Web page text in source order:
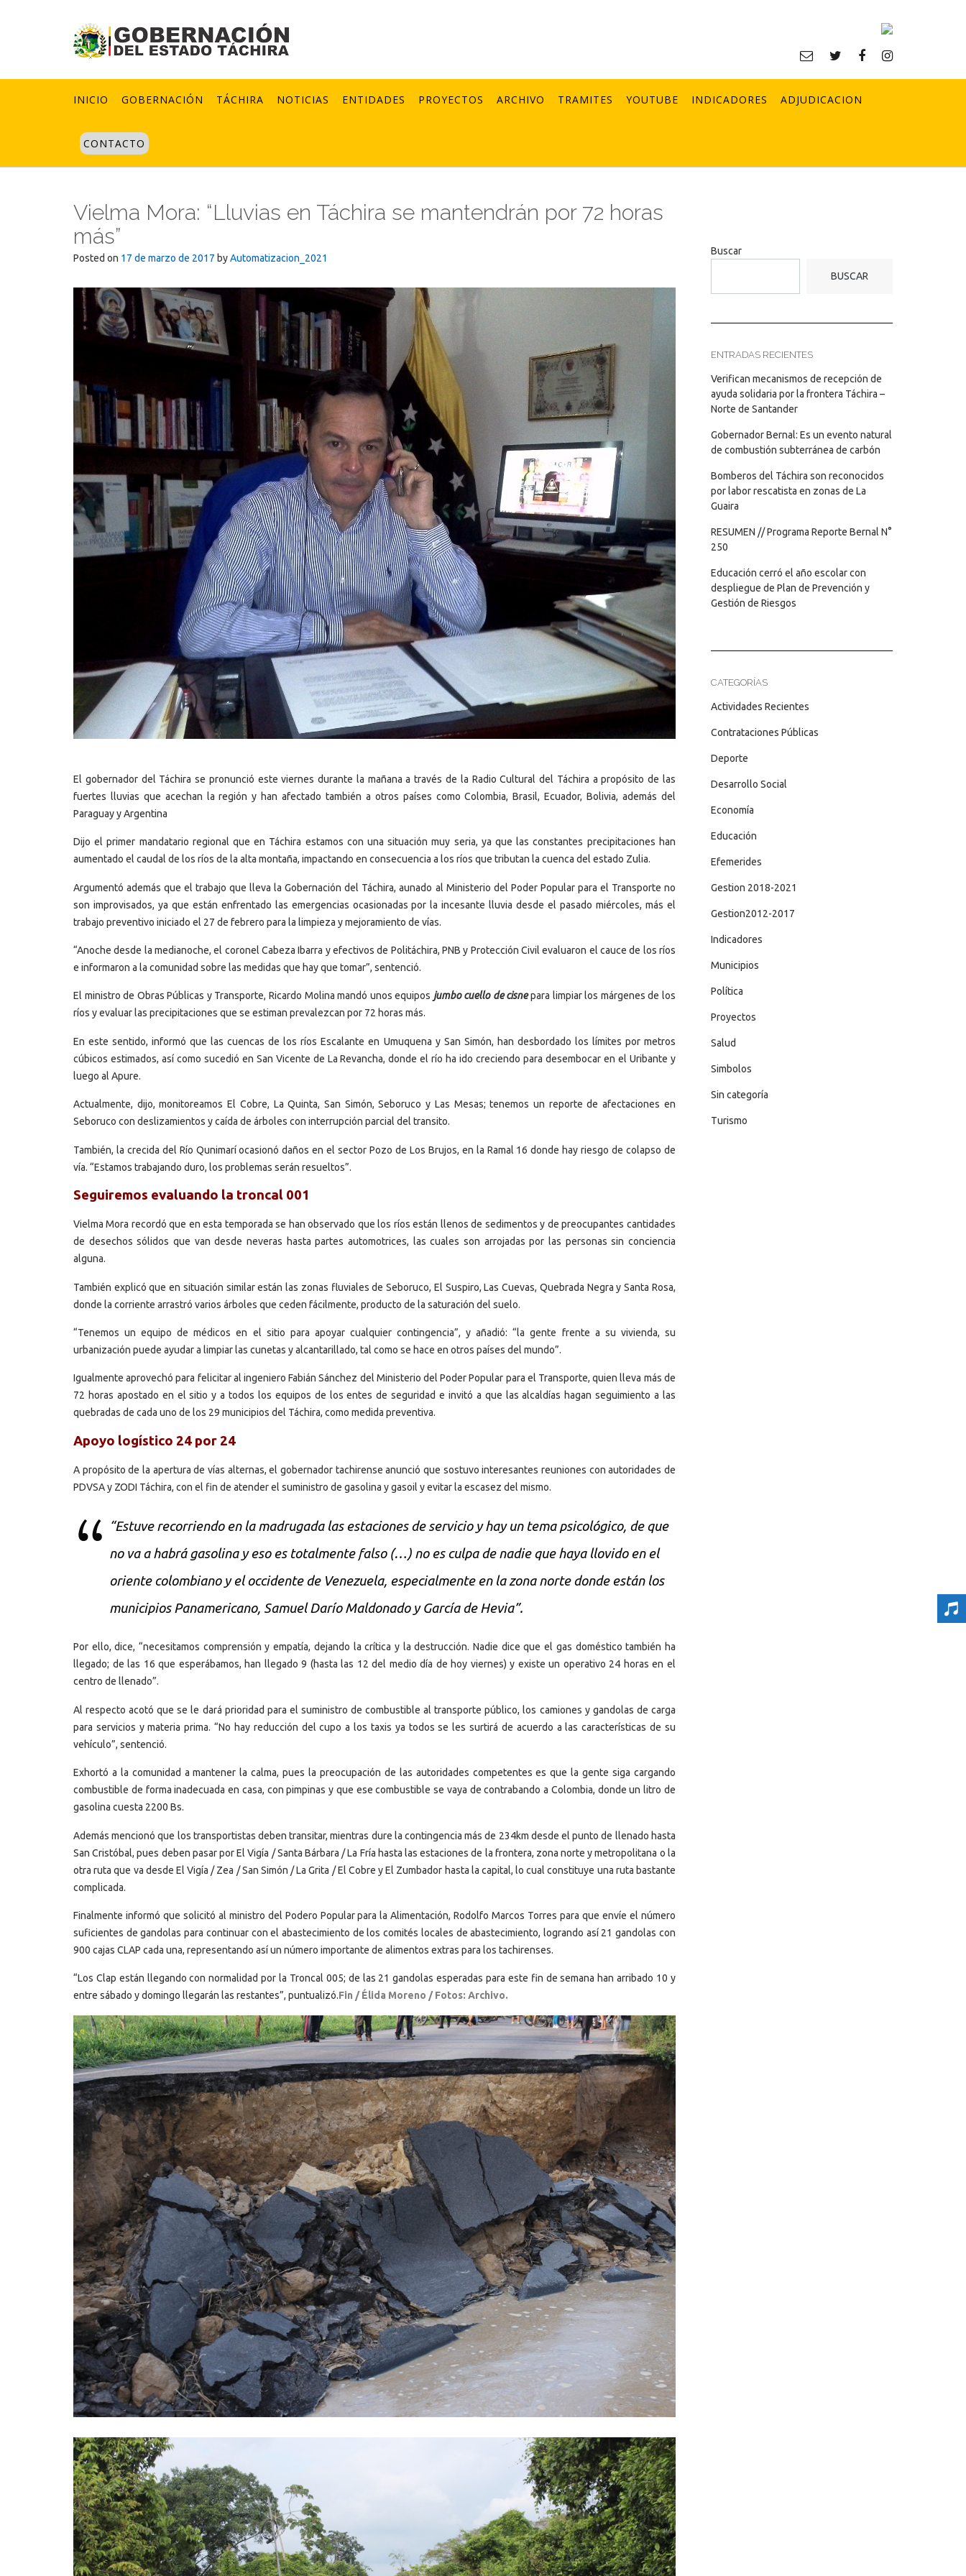
INICIO GOBERNACIÓN TÁCHIRA NOTICIAS ENTIDADES PROYECTOS ARCHIVO TRAMITES YOUTUBE INDICADORES ADJUDICACION
CONTACTO
Vielma Mora: “Lluvias en Táchira se mantendrán por 72 horas
más”
Posted on 17 de marzo de 2017 byAutomatizacion_2021
El gobernador del Táchira se pronunció este viernes durante la mañana a través de la Radio Cultural del Táchira a propósito de las
fuertes lluvias que acechan la región y han afectado también a otros países como Colombia, Brasil, Ecuador, Bolivia, además del
Paraguay y Argentina
Dijo el primer mandatario regional que en Táchira estamos con una situación muy seria, ya que las constantes precipitaciones han
aumentado el caudal de los ríos de la alta montaña, impactando en consecuencia a los ríos que tributan la cuenca del estado Zulia.
Argumentó además que el trabajo que lleva la Gobernación del Táchira, aunado al Ministerio del Poder Popular para el Transporte no
son improvisados, ya que están enfrentado las emergencias ocasionadas por la incesante lluvia desde el pasado miércoles, más el
trabajo preventivo iniciado el 27 de febrero para la limpieza y mejoramiento de vías.
“Anoche desde la medianoche, el coronel Cabeza Ibarra y efectivos de Politáchira, PNB y Protección Civil evaluaron el cauce de los ríos
e informaron a la comunidad sobre las medidas que hay que tomar”, sentenció.
El ministro de Obras Públicas y Transporte, Ricardo Molina mandó unos equipos jumbo cuello de cisnepara limpiar los márgenes de los
ríos y evaluar las precipitaciones que se estiman prevalezcan por 72 horas más.
En este sentido, informó que las cuencas de los ríos Escalante en Umuquena y San Simón, han desbordado los límites por metros
cúbicos estimados, así como sucedió en San Vicente de La Revancha, donde el río ha ido creciendo para desembocar en el Uribante y
luego al Apure.
Actualmente, dijo, monitoreamos El Cobre, La Quinta, San Simón, Seboruco y Las Mesas; tenemos un reporte de afectaciones en
Seboruco con deslizamientos y caída de árboles con interrupción parcial del transito.
También, la crecida del Río Qunimarí ocasionó daños en el sector Pozo de Los Brujos, en la Ramal 16 donde hay riesgo de colapso de
vía. “Estamos trabajando duro, los problemas serán resueltos”.
Seguiremos evaluando la troncal 001
Vielma Mora recordó que en esta temporada se han observado que los ríos están llenos de sedimentos y de preocupantes cantidades
de desechos sólidos que van desde neveras hasta partes automotrices, las cuales son arrojadas por las personas sin conciencia
alguna.
También explicó que en situación similar están las zonas fluviales de Seboruco, El Suspiro, Las Cuevas, Quebrada Negra y Santa Rosa,
donde la corriente arrastró varios árboles que ceden fácilmente, producto de la saturación del suelo.
“Tenemos un equipo de médicos en el sitio para apoyar cualquier contingencia”, y añadió: “la gente frente a su vivienda, su
urbanización puede ayudar a limpiar las cunetas y alcantarillado, tal como se hace en otros países del mundo”.
Igualmente aprovechó para felicitar al ingeniero Fabián Sánchez del Ministerio del Poder Popular para el Transporte, quien lleva más de
72 horas apostado en el sitio y a todos los equipos de los entes de seguridad e invitó a que las alcaldías hagan seguimiento a las
quebradas de cada uno de los 29 municipios del Táchira, como medida preventiva.
Apoyo logístico 24 por 24
A propósito de la apertura de vías alternas, el gobernador tachirense anunció que sostuvo interesantes reuniones con autoridades de
PDVSA y ZODI Táchira, con el fin de atender el suministro de gasolina y gasoil y evitar la escasez del mismo.
“Estuve recorriendo en la madrugada las estaciones de servicio y hay un tema psicológico, de que
no va a habrá gasolina y eso es totalmente falso (…) no es culpa de nadie que haya llovido en el
oriente colombiano y el occidente de Venezuela, especialmente en la zona norte donde están los
municipios Panamericano, Samuel Darío Maldonado y García de Hevia”.
Por ello, dice, “necesitamos comprensión y empatía, dejando la crítica y la destrucción. Nadie dice que el gas doméstico también ha
llegado; de las 16 que esperábamos, han llegado 9 (hasta las 12 del medio día de hoy viernes) y existe un operativo 24 horas en el
centro de llenado”.
Al respecto acotó que se le dará prioridad para el suministro de combustible al transporte público, los camiones y gandolas de carga
para servicios y materia prima. “No hay reducción del cupo a los taxis ya todos se les surtirá de acuerdo a las características de su
vehículo”, sentenció.
Exhortó a la comunidad a mantener la calma, pues la preocupación de las autoridades competentes es que la gente siga cargando
combustible de forma inadecuada en casa, con pimpinas y que ese combustible se vaya de contrabando a Colombia, donde un litro de
gasolina cuesta 2200 Bs.
Además mencionó que los transportistas deben transitar, mientras dure la contingencia más de 234km desde el punto de llenado hasta
San Cristóbal, pues deben pasar por El Vigía / Santa Bárbara / La Fría hasta las estaciones de la frontera, zona norte y metropolitana o la
otra ruta que va desde El Vigía / Zea / San Simón / La Grita / El Cobre y El Zumbador hasta la capital, lo cual constituye una ruta bastante
complicada.
Finalmente informó que solicitó al ministro del Podero Popular para la Alimentación, Rodolfo Marcos Torres para que envíe el número
suficientes de gandolas para continuar con el abastecimiento de los comités locales de abastecimiento, logrando así 21 gandolas con
900 cajas CLAP cada una, representando así un número importante de alimentos extras para los tachirenses.
“Los Clap están llegando con normalidad por la Troncal 005; de las 21 gandolas esperadas para este fin de semana han arribado 10 y
entre sábado y domingo llegarán las restantes”, puntualizó.Fin / Élida Moreno / Fotos: Archivo.
Buscar
BUSCAR
ENTRADAS RECIENTES
Verifican mecanismos de recepción de
ayuda solidaria por la frontera Táchira –
Norte de Santander
Gobernador Bernal: Es un evento natural
de combustión subterránea de carbón
Bomberos del Táchira son reconocidos
por labor rescatista en zonas de La
Guaira
RESUMEN // Programa Reporte Bernal N°
250
Educación cerró el año escolar con
despliegue de Plan de Prevención y
Gestión de Riesgos
CATEGORÍAS
Actividades Recientes
Contrataciones Públicas
Deporte
Desarrollo Social
Economía
Educación
Efemerides
Gestion 2018-2021
Gestion2012-2017
Indicadores
Municipios
Política
Proyectos
Salud
Simbolos
Sin categoría
Turismo